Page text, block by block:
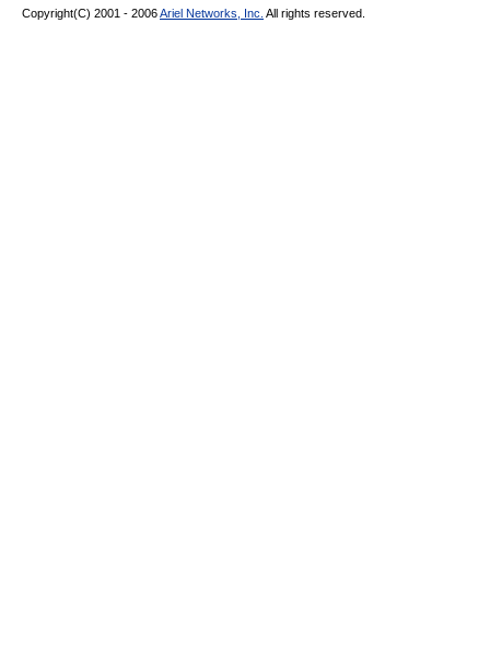
Copyright(C) 2001 - 2006Ariel Networks, Inc. All rights reserved.